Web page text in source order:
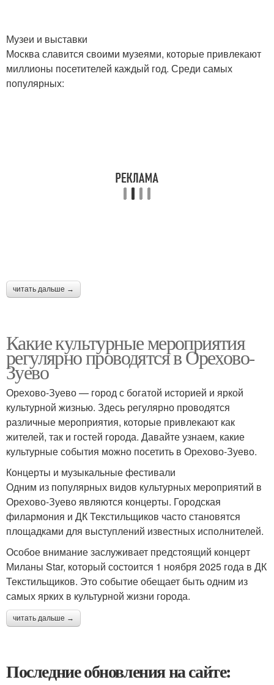
Музеи и выставки
Москва славится своими музеями, которые привлекают
миллионы посетителей каждый год. Среди самых
популярных:
читать дальше →
Какие культурные мероприятия
регулярно проводятся в Орехово-
Зуево
Орехово-Зуево — город с богатой историей и яркой
культурной жизнью. Здесь регулярно проводятся
различные мероприятия, которые привлекают как
жителей, так и гостей города. Давайте узнаем, какие
культурные события можно посетить в Орехово-Зуево.
Концерты и музыкальные фестивали
Одним из популярных видов культурных мероприятий в
Орехово-Зуево являются концерты. Городская
филармония и ДК Текстильщиков часто становятся
площадками для выступлений известных исполнителей.
Особое внимание заслуживает предстоящий концерт
Миланы Star, который состоится 1 ноября 2025 года в ДК
Текстильщиков. Это событие обещает быть одним из
самых ярких в культурной жизни города.
читать дальше →
Последние обновления на сайте: